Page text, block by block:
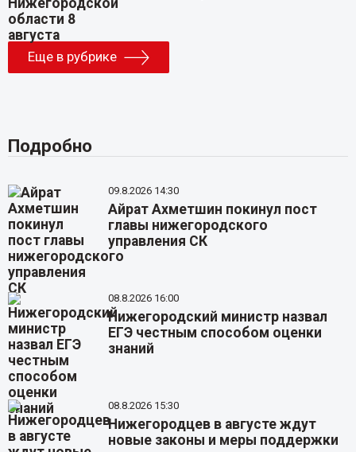
Еще в рубрике
Подробно
09.8.2026 14:30
Айрат Ахметшин покинул пост
главы нижегородского
управления СК
08.8.2026 16:00
Нижегородский министр назвал
ЕГЭ честным способом оценки
знаний
08.8.2026 15:30
Нижегородцев в августе ждут
новые законы и меры поддержки